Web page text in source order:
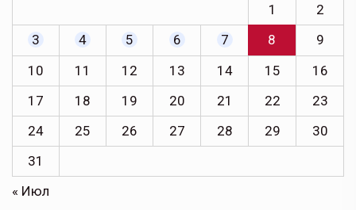
1
2
3
4 5 6 7 8
9
10
11 12 13 14 15
16
17
18 19 20 21 22
23
24
25 26 27 28 29
30
31
« Июл